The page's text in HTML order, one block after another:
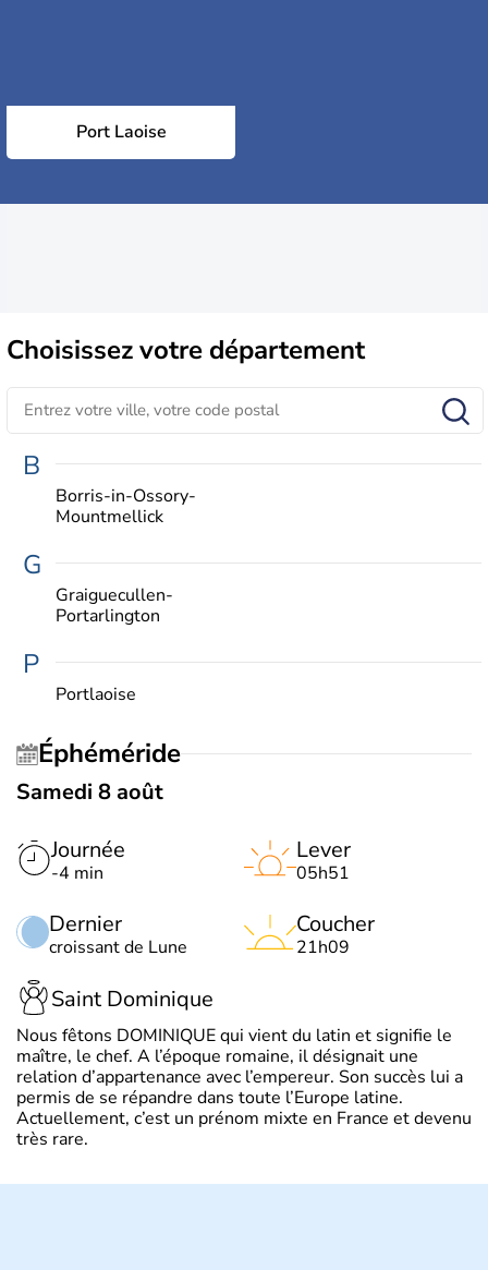
Port Laoise
Choisissezvotre département
B
Borris-in-Ossory-
Mountmellick
G
Graiguecullen-
Portarlington
P
Portlaoise
Éphéméride
Samedi 8 août
Journée
-4 min
Dernier
croissant de Lune
Lever
05h51
Coucher
21h09
Saint Dominique
Nous fêtons DOMINIQUE qui vient du latin et signifie le
maître, le chef. A l’époque romaine, il désignait une
relation d’appartenance avec l’empereur. Son succès lui a
permis de se répandre dans toute l’Europe latine.
Actuellement, c’est un prénom mixte en France et devenu
très rare.